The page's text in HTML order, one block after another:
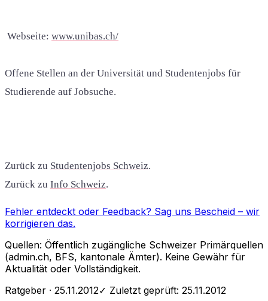
Webseite: www.unibas.ch/
Offene Stellen an der Universität und Studentenjobs für
Studierende auf Jobsuche.
Zurück zu Studentenjobs Schweiz.
Zurück zu Info Schweiz.
Fehler entdeckt oder Feedback? Sag uns Bescheid – wir
korrigieren das.
Quellen: Öffentlich zugängliche Schweizer Primärquellen
(admin.ch, BFS, kantonale Ämter). Keine Gewähr für
Aktualität oder Vollständigkeit.
Ratgeber · 25.11.2012✓ Zuletzt geprüft: 25.11.2012